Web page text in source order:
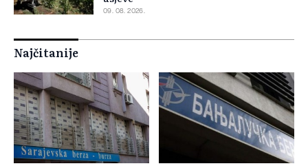
09. 08. 2026.
Najčitanije